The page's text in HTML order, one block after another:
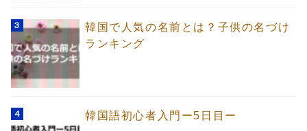
韓国で人気の名前とは？子供の名づけ
ランキング
韓国語初心者入門ー5日目ー